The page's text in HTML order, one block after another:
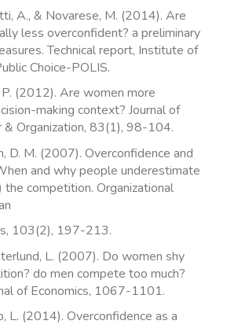
A., & Novarese, M. (2014). Are
less overconfident? a preliminary
Technical report, Institute of
Choice-POLIS.
(2012). Are women more
making context? Journal of
& Organization, 83(1), 98-104.
D. M. (2007). Overconfidence and
and why people underestimate
competition. Organizational
103(2), 197-213.
L. (2007). Do women shy
do men compete too much?
of Economics, 1067-1101.
L. (2014). Overconfidence as a